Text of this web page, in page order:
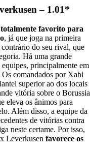
– 1.01*
favorito para
, já que joga na primeira
do seu rival, que
Há uma grande
equipes, principalmente em
Os comandados por Xabi
superior ao dos locais
vitória sobre o Borussia
eleva os ânimos para
Além disso, a equipe da
de vitórias contra
neste certame. Por isso,
Leverkusen favorece os